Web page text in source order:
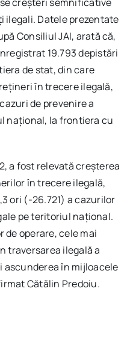
ilegali. Datele prezentate
Consiliul JAI, arată că,
19.793 depistări
de stat, din care
în trecere ilegală,
de prevenire a
naţional, la frontiera cu
a fost relevată creşterea
în trecere ilegală,
ori (-26.721) a cazurilor
pe teritoriul naţional.
de operare, cele mai
traversarea ilegală a
în mijloacele
Cătălin Predoiu.